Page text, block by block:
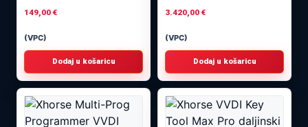
149,00 €
(VPC)
Dodaj u košaricu
3.420,00 €
(VPC)
Dodaj u košaricu